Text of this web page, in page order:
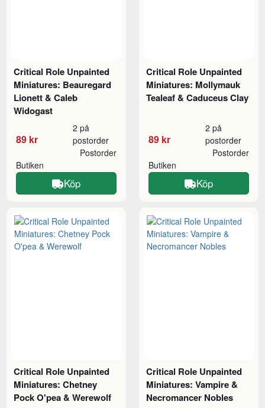
Critical Role Unpainted
Miniatures: Beauregard
Lionett & Caleb
Widogast
89 kr
2 på
postorder
Butiken
Postorder
Köp
Critical Role Unpainted
Miniatures: Mollymauk
Tealeaf & Caduceus Clay
89 kr
2 på
postorder
Butiken
Postorder
Köp
Critical Role Unpainted
Miniatures: Chetney
Pock O'pea & Werewolf
Critical Role Unpainted
Miniatures: Vampire &
Necromancer Nobles